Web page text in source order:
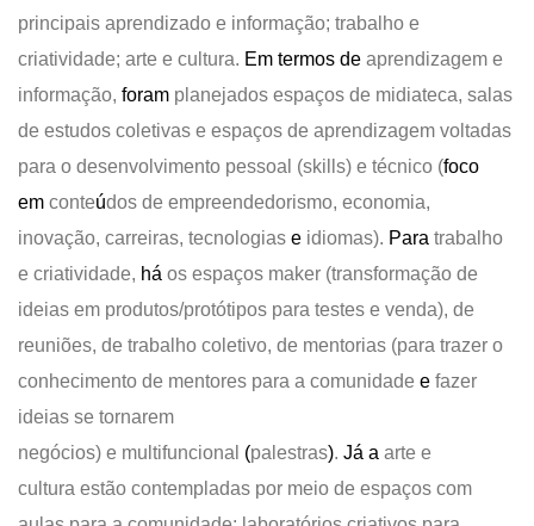
principais aprendizado e informação; trabalho e
criatividade; arte e cultura. Em termos de aprendizagem e
informação, foram planejados espaços de midiateca, salas
de estudos coletivas e espaços de aprendizagem voltadas
para o desenvolvimento pessoal (skills) e técnico (foco
em conteúdos de empreendedorismo, economia,
inovação, carreiras, tecnologias e idiomas). Para trabalho
e criatividade, há os espaços maker (transformação de
ideias em produtos/protótipos para testes e venda), de
reuniões, de trabalho coletivo, de mentorias (para trazer o
conhecimento de mentores para a comunidade e fazer
ideias se tornarem
negócios) e multifuncional (palestras). Já a arte e
cultura estão contempladas por meio de espaços com